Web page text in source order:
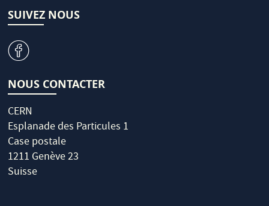
SUIVEZ NOUS
v
NOUS CONTACTER
CERN
Esplanade des Particules 1
Case postale
1211 Genève 23
Suisse